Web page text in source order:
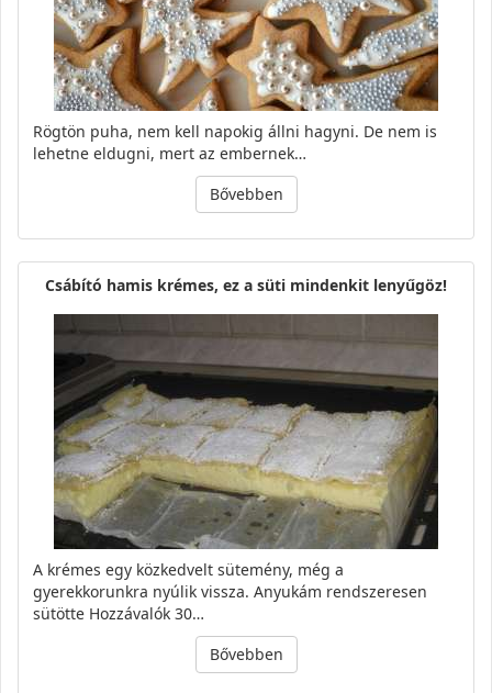
Rögtön puha, nem kell napokig állni hagyni. De nem is
lehetne eldugni, mert az embernek…
Bővebben
Csábító hamis krémes, ez a süti mindenkit lenyűgöz!
A krémes egy közkedvelt sütemény, még a
gyerekkorunkra nyúlik vissza. Anyukám rendszeresen
sütötte Hozzávalók 30…
Bővebben